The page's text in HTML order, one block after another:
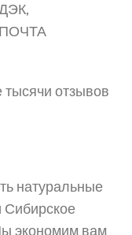
отзывов
натуральные
Сибирское
экономим вам